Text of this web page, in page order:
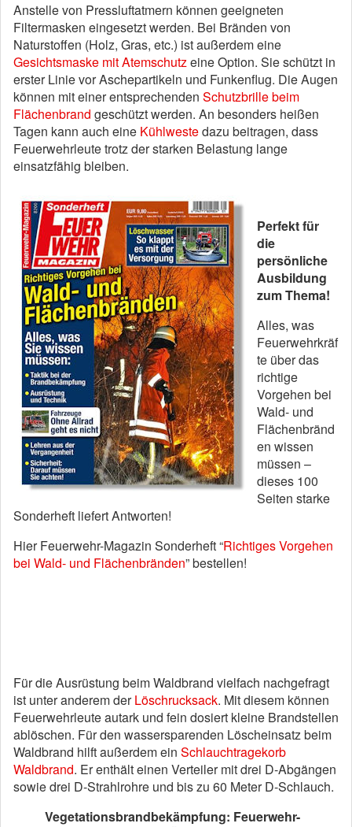
Anstelle von Pressluftatmern können geeigneten
Filtermasken eingesetzt werden. Bei Bränden von
Naturstoffen (Holz, Gras, etc.) ist außerdem eine
Gesichtsmaske mit Atemschutzeine Option. Sie schützt in
erster Linie vor Aschepartikeln und Funkenflug. Die Augen
können mit einer entsprechenden Schutzbrille beim
Flächenbrand geschützt werden. An besonders heißen
Tagen kann auch eine Kühlwestedazu beitragen, dass
Feuerwehrleute trotz der starken Belastung lange
einsatzfähig bleiben.
Perfekt für
die
persönliche
Ausbildung
zum Thema!
Alles, was
Feuerwehrkräf
te über das
richtige
Vorgehen bei
Wald- und
Flächenbränd
en wissen
müssen –
dieses 100
Seiten starke
Sonderheft liefert Antworten!
Hier Feuerwehr-Magazin Sonderheft “Richtiges Vorgehen
bei Wald- und Flächenbränden” bestellen!
Für die Ausrüstung beim Waldbrand vielfach nachgefragt
ist unter anderem derLöschrucksack. Mit diesem können
Feuerwehrleute autark und fein dosiert kleine Brandstellen
ablöschen. Für den wassersparenden Löscheinsatz beim
Waldbrand hilft außerdem ein Schlauchtragekorb
Waldbrand. Er enthält einen Verteiler mit drei D-Abgängen
sowie drei D-Strahlrohre und bis zu 60 Meter D-Schlauch.
Vegetationsbrandbekämpfung: Feuerwehr-